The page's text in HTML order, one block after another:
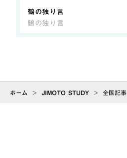
鶴の独り言
鶴の独り言
ホーム > JIMOTO STUDY > 全国記事